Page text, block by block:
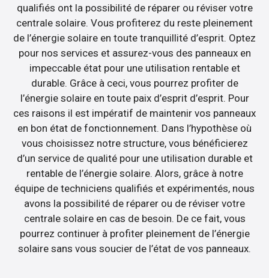
qualifiés ont la possibilité de réparer ou réviser votre
centrale solaire. Vous profiterez du reste pleinement
de l’énergie solaire en toute tranquillité d’esprit. Optez
pour nos services et assurez-vous des panneaux en
impeccable état pour une utilisation rentable et
durable. Grâce à ceci, vous pourrez profiter de
l’énergie solaire en toute paix d’esprit d’esprit. Pour
ces raisons il est impératif de maintenir vos panneaux
en bon état de fonctionnement. Dans l’hypothèse où
vous choisissez notre structure, vous bénéficierez
d’un service de qualité pour une utilisation durable et
rentable de l’énergie solaire. Alors, grâce à notre
équipe de techniciens qualifiés et expérimentés, nous
avons la possibilité de réparer ou de réviser votre
centrale solaire en cas de besoin. De ce fait, vous
pourrez continuer à profiter pleinement de l’énergie
solaire sans vous soucier de l’état de vos panneaux.